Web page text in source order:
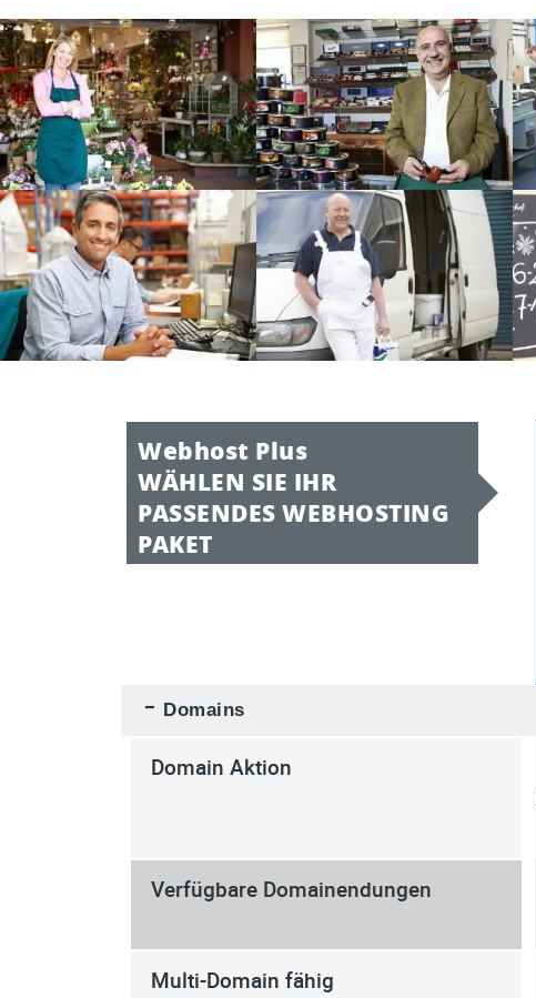
Webhost Plus
WÄHLEN SIE IHR
PASSENDES WEBHOSTING
PAKET
Domains
Domain Aktion
Verfügbare Domainendungen
Multi-Domain fähig